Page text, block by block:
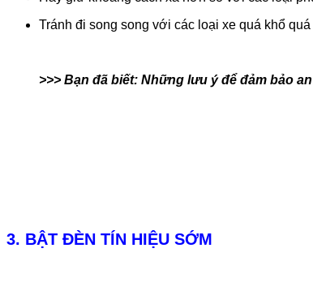
Tránh đi song song với các loại xe quá khổ
>>> Bạn đã biết: Những lưu ý để đảm bảo
3. BẬT ĐÈN TÍN HIỆU SỚM